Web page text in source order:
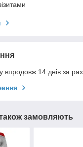
впродовж 14 днів за
замовляють